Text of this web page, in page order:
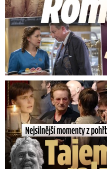
Nejsilnější momenty z